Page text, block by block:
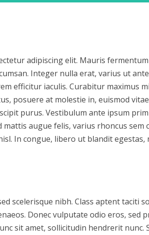
adipiscing elit. Mauris
Integer nulla erat, varius ut
efficitur iaculis. Curabitur maximus
posuere at molestie in, euismod
purus. Vestibulum ante ipsum
augue felis, varius rhoncus sem
In congue, libero ut blandit
scelerisque nibh. Class aptent taciti
Donec vulputate odio eros, sed
sit amet, sollicitudin hendrerit nunc.